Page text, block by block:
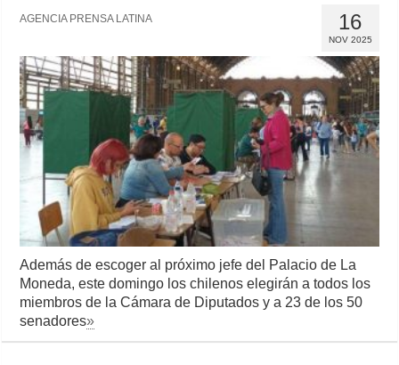
16
NOV 2025
AGENCIA PRENSA LATINA
Además de escoger al próximo jefe del Palacio de La
Moneda, este domingo los chilenos elegirán a todos los
miembros de la Cámara de Diputados y a 23 de los 50
senadores»